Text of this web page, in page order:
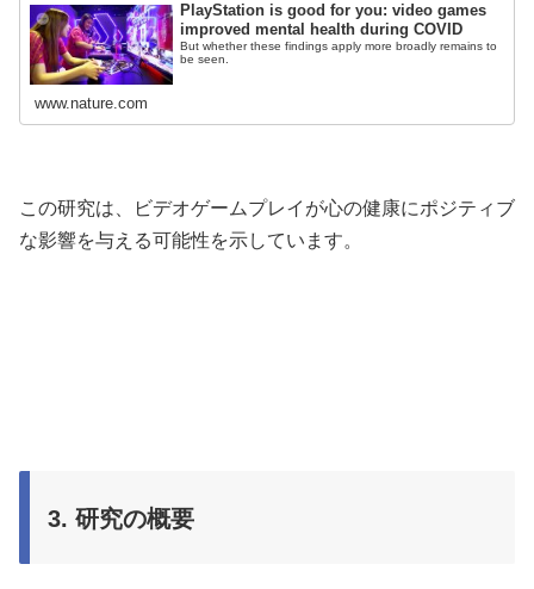
PlayStation is good for you: video games
improved mental health during COVID
But whether these findings apply more broadly remains to
be seen.
www.nature.com
この研究は、ビデオゲームプレイが心の健康にポジティブ
な影響を与える可能性を示しています。
3. 研究の概要